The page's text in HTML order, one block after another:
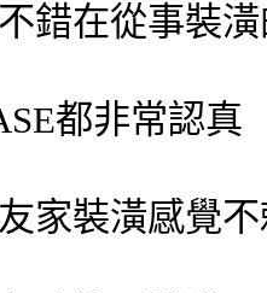
錯在從事裝
都非常認真
家裝潢感覺